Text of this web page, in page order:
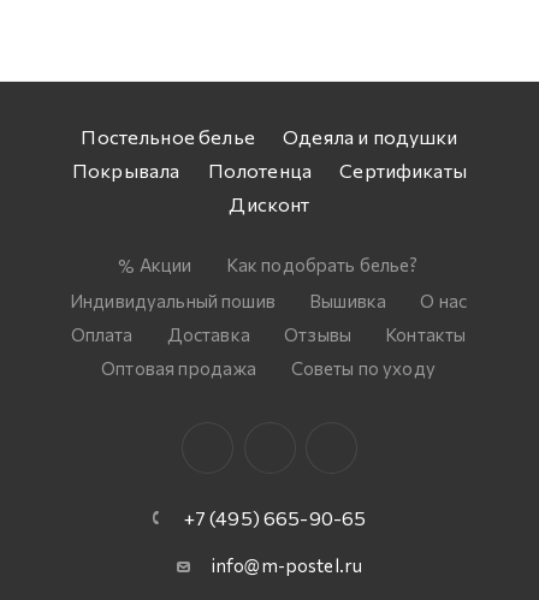
Постельное белье
Одеяла и подушки
Покрывала
Полотенца
Сертификаты
Дисконт
Акции
Как подобрать белье?
Индивидуальный пошив
Вышивка
О нас
Оплата
Доставка Отзывы
Контакты
Оптовая продажа
Советы по уходу
+7 (495) 665-90-65
info@m-postel.ru